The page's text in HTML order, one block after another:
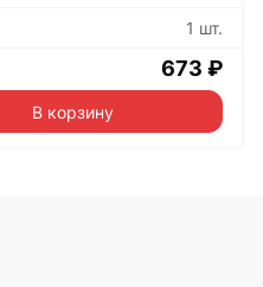
1 шт.
673 ₽
В корзину